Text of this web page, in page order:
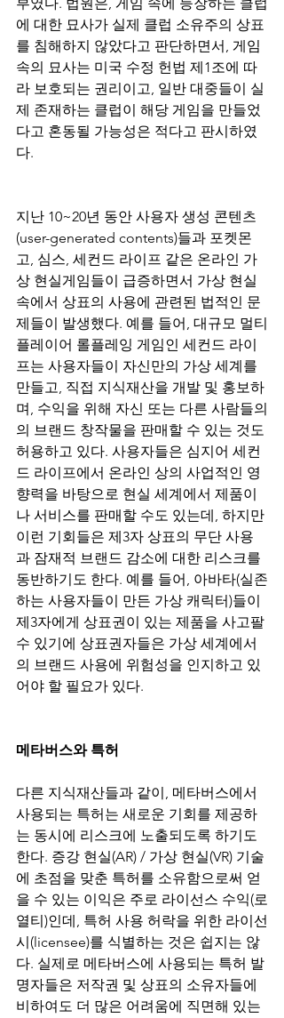
에 대한 묘사가 실제 클럽 소유주의 상표
를 침해하지 않았다고 판단하면서, 게임
속의 묘사는 미국 수정 헌법 제1조에 따
라 보호되는 권리이고, 일반 대중들이 실
제 존재하는 클럽이 해당 게임을 만들었
다고 혼동될 가능성은 적다고 판시하였
다.
지난 10~20년 동안 사용자 생성 콘텐츠
(user-generated contents)들과 포켓몬
고, 심스, 세컨드 라이프 같은 온라인 가
상 현실게임들이 급증하면서 가상 현실
속에서 상표의 사용에 관련된 법적인 문
제들이 발생했다. 예를 들어, 대규모 멀티
플레이어 롤플레잉 게임인 세컨드 라이
프는 사용자들이 자신만의 가상 세계를
만들고, 직접 지식재산을 개발 및 홍보하
며, 수익을 위해 자신 또는 다른 사람들의
의 브랜드 창작물을 판매할 수 있는 것도
허용하고 있다. 사용자들은 심지어 세컨
드 라이프에서 온라인 상의 사업적인 영
향력을 바탕으로 현실 세계에서 제품이
나 서비스를 판매할 수도 있는데, 하지만
이런 기회들은 제3자 상표의 무단 사용
과 잠재적 브랜드 감소에 대한 리스크를
동반하기도 한다. 예를 들어, 아바타(실존
하는 사용자들이 만든 가상 캐릭터)들이
제3자에게 상표권이 있는 제품을 사고팔
수 있기에 상표권자들은 가상 세계에서
의 브랜드 사용에 위험성을 인지하고 있
어야 할 필요가 있다.
메타버스와 특허
다른 지식재산들과 같이, 메타버스에서
사용되는 특허는 새로운 기회를 제공하
는 동시에 리스크에 노출되도록 하기도
한다. 증강 현실(AR) / 가상 현실(VR) 기술
에 초점을 맞춘 특허를 소유함으로써 얻
을 수 있는 이익은 주로 라이선스 수익(로
열티)인데, 특허 사용 허락을 위한 라이선
시(licensee)를 식별하는 것은 쉽지는 않
다. 실제로 메타버스에 사용되는 특허 발
명자들은 저작권 및 상표의 소유자들에
비하여도 더 많은 어려움에 직면해 있는